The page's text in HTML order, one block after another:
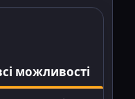
можливості